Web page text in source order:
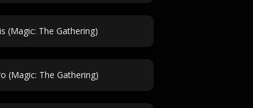
(Magic: The Gathering)
(Magic: The Gathering)